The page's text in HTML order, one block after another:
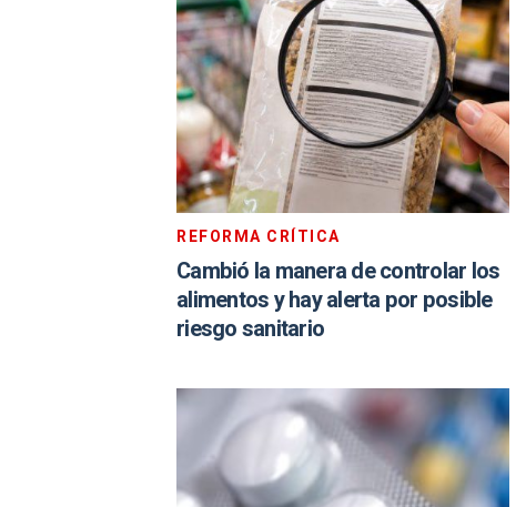
REFORMA CRÍTICA
Cambió la manera de controlar los
alimentos y hay alerta por posible
riesgo sanitario